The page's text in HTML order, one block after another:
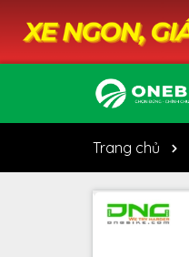
Trang chủ